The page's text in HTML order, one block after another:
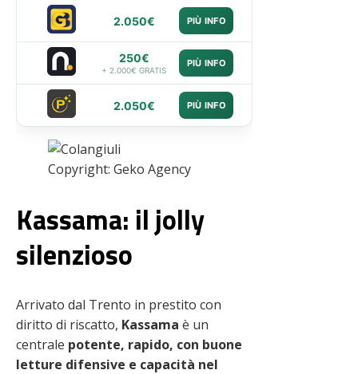
2.050€ PIÙ INFO
250€
+ 2.000€ GRATIS
PIÙ INFO
2.050€ PIÙ INFO
Copyright: Geko Agency
Kassama: il jolly
silenzioso
Arrivato dal Trento in prestito con
diritto di riscatto, Kassama è un
centrale potente, rapido, con buone
letture difensive e capacità nel